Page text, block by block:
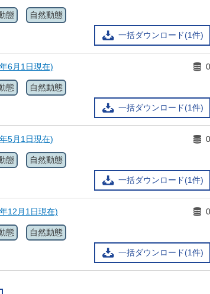
一括ダウンロード(1件)
態 自然動態
6月1日現在)
一括ダウンロード(1件)
0
態 自然動態
5月1日現在)
一括ダウンロード(1件)
0
態 自然動態
12月1日現在)
一括ダウンロード(1件)
0
態 自然動態